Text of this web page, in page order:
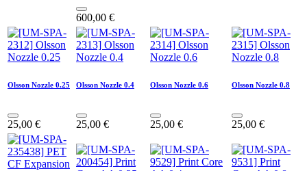
600,00 €
Olsson Nozzle 0.25
25,00 €
Olsson Nozzle 0.4
25,00 €
Olsson Nozzle 0.6
25,00 €
Olsson Nozzle 0.8
25,00 €